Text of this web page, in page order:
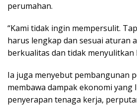
perumahan.
“Kami tidak ingin mempersulit.
harus lengkap dan sesuai aturan
berkualitas dan tidak menyulitkan
Ia juga menyebut pembangunan
membawa dampak ekonomi yang
penyerapan tenaga kerja,